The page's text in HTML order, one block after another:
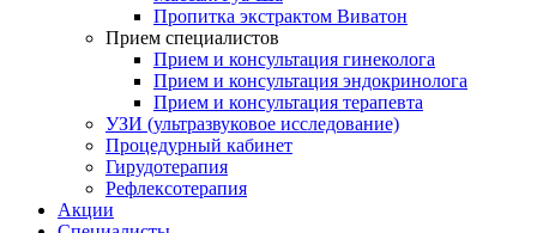
Пропитка экстрактом Виватон
Прием специалистов
Прием и консультация гинеколога
Прием и консультация эндокринолога
Прием и консультация терапевта
УЗИ (ультразвуковое исследование)
Процедурный кабинет
Гирудотерапия
Рефлексотерапия
Акции